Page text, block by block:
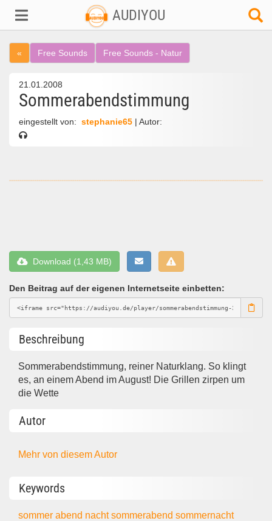
AUDIYOU
« Free Sounds Free Sounds - Natur
21.01.2008
Sommerabendstimmung
eingestellt von: stephanie65 | Autor:
Download (1,43 MB)
Den Beitrag auf der eigenen Internetseite einbetten:
Beschreibung
Sommerabendstimmung, reiner Naturklang. So klingt
es, an einem Abend im August! Die Grillen zirpen um
die Wette
Autor
Mehr von diesem Autor
Keywords
sommerabend nachtsommerabendsommernacht